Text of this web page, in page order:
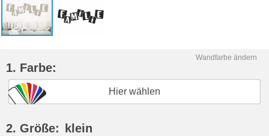
Wandfarbe ändern
1. Farbe:
Hier wählen
2. Größe: klein